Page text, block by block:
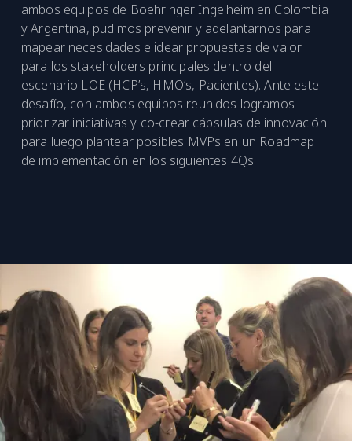
ambos equipos de Boehringer Ingelheim en Colombia
y Argentina, pudimos prevenir y adelantarnos para
mapear necesidades e idear propuestas de valor
para los stakeholders principales dentro del
escenario LOE (HCP’s, HMO’s, Pacientes). Ante este
desafío, con ambos equipos reunidos logramos
priorizar iniciativas y co-crear cápsulas de innovación
para luego plantear posibles MVPs en un Roadmap
de implementación en los siguientes 4Qs.